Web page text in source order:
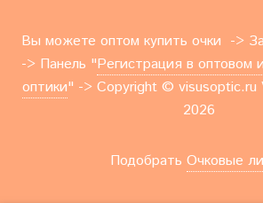
Вы можете оптом купить очки ->
-> Панель "Регистрация в оптовом
оптики" -> Copyright © visusoptic.ru
2026
Подобрать Очковые